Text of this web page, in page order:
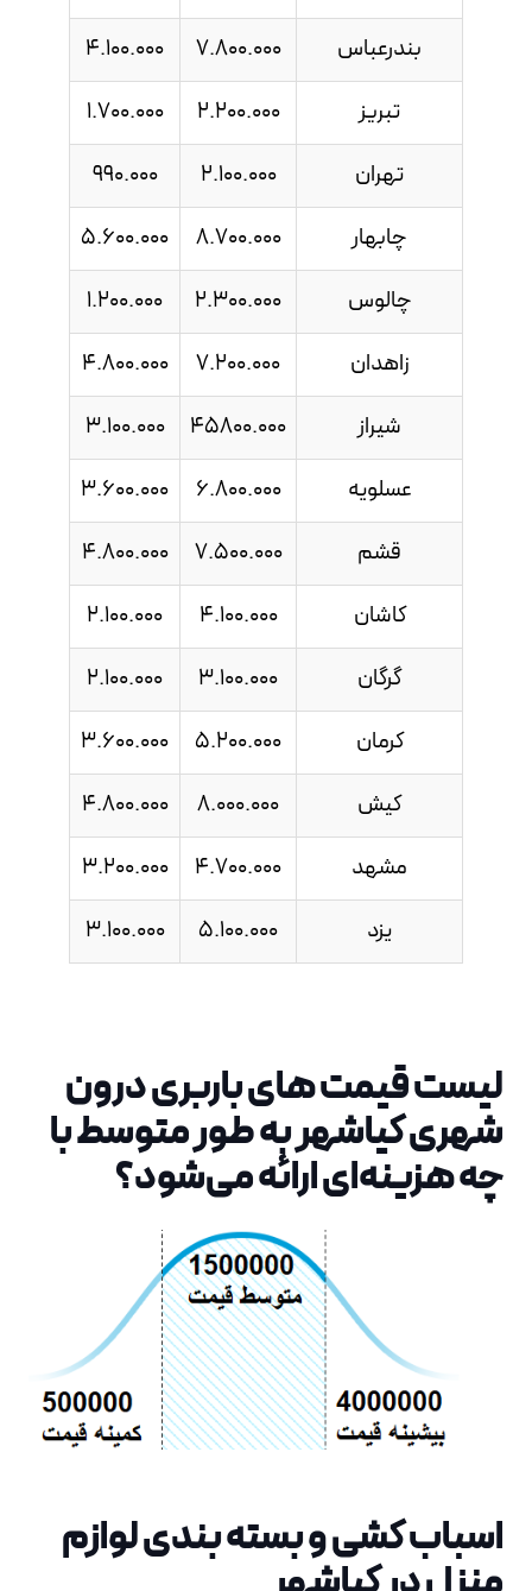
بندرعباس
7.800.000
4.100.000
تبریز
2.200.000
1.700.000
تهران
2.100.000
990.000
چابهار
8.700.000
5.600.000
چالوس
2.300.000
1.200.000
زاهدان
7.200.000
4.800.000
شیراز
45800.000
3.100.000
عسلویه
6.800.000
3.600.000
قشم
7.500.000
4.800.000
کاشان
4.100.000
2.100.000
گرگان
3.100.000
2.100.000
کرمان
5.200.000
3.600.000
کیش
8.000.000
4.800.000
مشهد
4.700.000
3.200.000
یزد
5.100.000
3.100.000
لیست قیمت های باربری درون
شهری کیاشهر به طور متوسط با
چه هزینه‌ای ارائه می‌شود؟
اسباب کشی و بسته بندی لوازم